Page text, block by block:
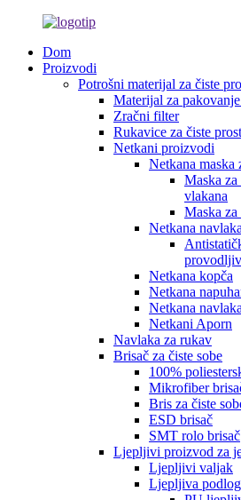
Dom
Proizvodi
Potrošni materijal za čiste
Materijal za
Zračni filter
Rukavice za čiste
Netkani proizvodi
Netkana maska
Maska
vlakana
Maska
Netkana
Netkana kopča
Netkana
Netkana
Netkani Aporn
Navlaka za rukav
Brisač za čiste sobe
100%
Mikrofiber
Bris za čiste
ESD brisač
SMT rolo brisač
Ljepljivi proizvod za
Ljepljivi valjak
Ljepljiva